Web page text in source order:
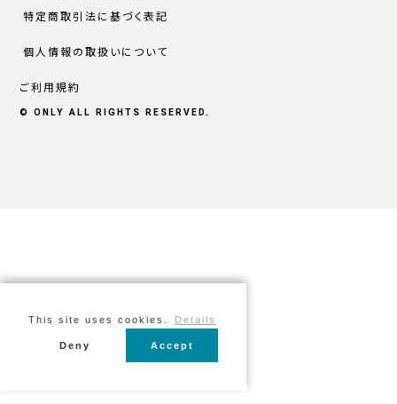
特定商取引法に基づく表記
個人情報の取扱いについて
ご利用規約
© ONLY ALL RIGHTS RESERVED.
This site uses cookies. Details
Deny Accept